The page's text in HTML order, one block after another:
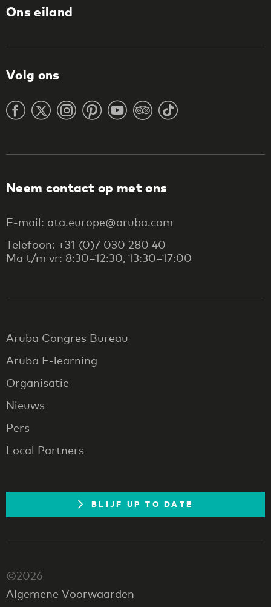
Ons eiland
Volg ons
Neem contact op met ons
E-mail: ata.europe@aruba.com
Telefoon: +31 (0)7 030 280 40
Ma t/m vr: 8:30–12:30, 13:30–17:00
Aruba Congres Bureau
Aruba E-learning
Organisatie
Nieuws
Pers
Local Partners
BLIJF UP TO DATE
©2026
Algemene Voorwaarden